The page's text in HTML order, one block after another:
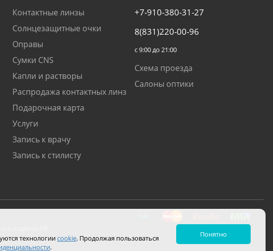
Контактные линзы
Солнцезащитные очки
Оправы
Сумки CNS
Капли и растворы
Распродажа контактных линз
Подарочная карта
Услуги
Запись к врачу
Запись к стилисту
+7-910-380-31-27
8(831)220-00-96
с 9:00 до 21:00
Схема проезда
Салоны оптики
кодекса РФ.
технологииcookie. Продолжая пользоваться
.
Понятно